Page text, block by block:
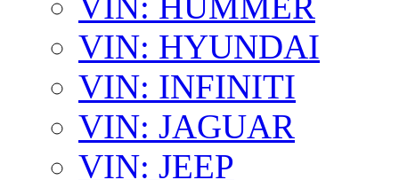
VIN: HYUNDAI
VIN: INFINITI
VIN: JAGUAR
VIN: JEEP